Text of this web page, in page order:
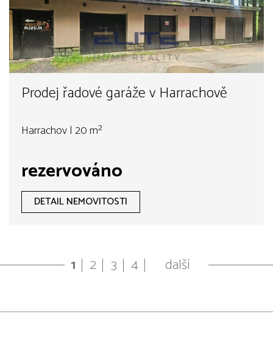
Prodej řadové garáže v Harrachově
Harrachov | 20 m²
rezervováno
DETAIL NEMOVITOSTI
1 2 3 4 další